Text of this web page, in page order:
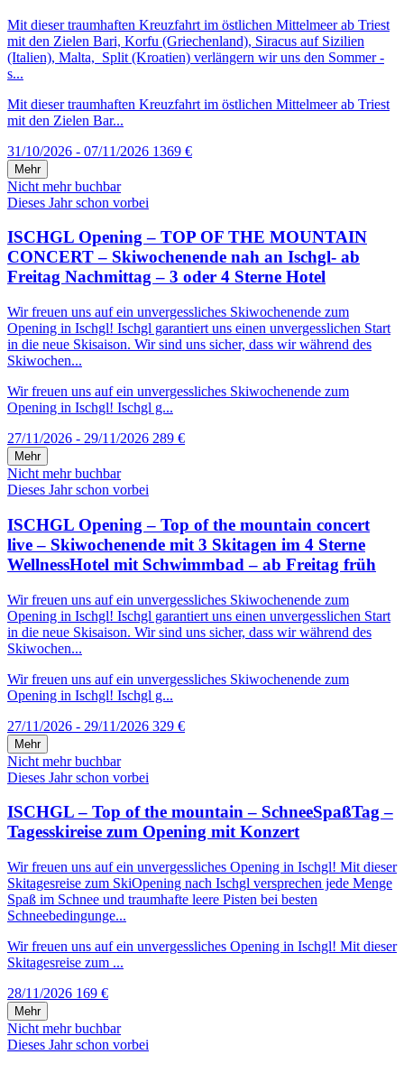
Mit dieser traumhaften Kreuzfahrt im östlichen Mittelmeer ab Triest
mit den Zielen Bari, Korfu (Griechenland), Siracus auf Sizilien
(Italien), Malta, Split (Kroatien) verlängern wir uns den Sommer -
s...
Mit dieser traumhaften Kreuzfahrt im östlichen Mittelmeer ab Triest
mit den Zielen Bar...
31/10/2026 - 07/11/2026 1369 €
Mehr
Nicht mehr buchbar
Dieses Jahr schon vorbei
ISCHGL Opening – TOP OF THE MOUNTAIN
CONCERT – Skiwochenende nah an Ischgl- ab
Freitag Nachmittag – 3 oder 4 Sterne Hotel
Wir freuen uns auf ein unvergessliches Skiwochenende zum
Opening in Ischgl! Ischgl garantiert uns einen unvergesslichen Start
in die neue Skisaison. Wir sind uns sicher, dass wir während des
Skiwochen...
Wir freuen uns auf ein unvergessliches Skiwochenende zum
Opening in Ischgl! Ischgl g...
27/11/2026 - 29/11/2026 289 €
Mehr
Nicht mehr buchbar
Dieses Jahr schon vorbei
ISCHGL Opening – Top of the mountain concert
live – Skiwochenende mit 3 Skitagen im 4 Sterne
WellnessHotel mit Schwimmbad – ab Freitag früh
Wir freuen uns auf ein unvergessliches Skiwochenende zum
Opening in Ischgl! Ischgl garantiert uns einen unvergesslichen Start
in die neue Skisaison. Wir sind uns sicher, dass wir während des
Skiwochen...
Wir freuen uns auf ein unvergessliches Skiwochenende zum
Opening in Ischgl! Ischgl g...
27/11/2026 - 29/11/2026 329 €
Mehr
Nicht mehr buchbar
Dieses Jahr schon vorbei
ISCHGL – Top of the mountain – SchneeSpaßTag –
Tagesskireise zum Opening mit Konzert
Wir freuen uns auf ein unvergessliches Opening in Ischgl! Mit dieser
Skitagesreise zum SkiOpening nach Ischgl versprechen jede Menge
Spaß im Schnee und traumhafte leere Pisten bei besten
Schneebedingunge...
Wir freuen uns auf ein unvergessliches Opening in Ischgl! Mit dieser
Skitagesreise zum ...
28/11/2026 169 €
Mehr
Nicht mehr buchbar
Dieses Jahr schon vorbei